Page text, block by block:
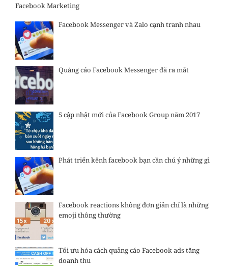
Facebook Marketing
Facebook Messenger và Zalo cạnh tranh nhau
Quảng cáo Facebook Messenger đã ra mắt
5 cập nhật mới của Facebook Group năm 2017
Phát triển kênh facebook bạn cần chú ý những gì
Facebook reactions không đơn giản chỉ là những
emoji thông thường
Tối ưu hóa cách quảng cáo Facebook ads tăng
doanh thu